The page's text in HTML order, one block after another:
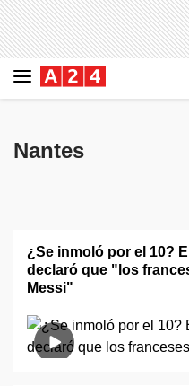
Nantes
¿Se inmoló por el 10?
declaró que "los
Messi"